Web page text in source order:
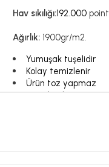
Hav sıkılığı:192.000 point
Ağırlık: 1900gr/m2.
Yumuşak tuşelidir
Kolay temizlenir
Ürün toz yapmaz
Antialerjiktir.